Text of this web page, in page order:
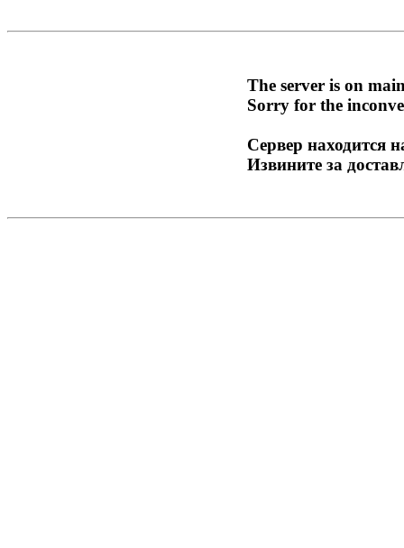
The server is on
Sorry for the
Сервер находится
Извините за